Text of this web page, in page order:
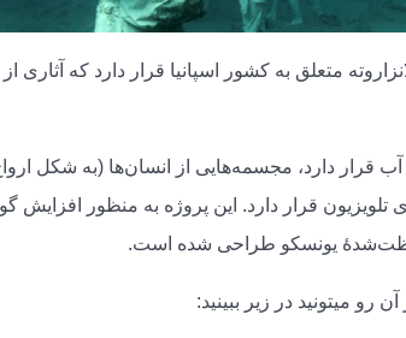
متعلق به کشور اسپانیا قرار دارد که آثاری
در عمق ۱۲ تا ۱۴ متری زیر آب قرار دارد، مجسمه‌هایی از انسان‌ها
تلویزیون قرار دارد. این پروژه به منظور افزایش
یونسکو طراحی شده است.
رو میتونید در زیر ببینید: